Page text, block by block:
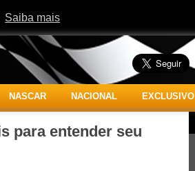
Saiba mais
NASCAR NACIONAL EXCLUSIVO
para entender seu